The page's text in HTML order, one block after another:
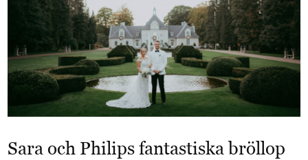
Sara och Philips fantastiska bröllop